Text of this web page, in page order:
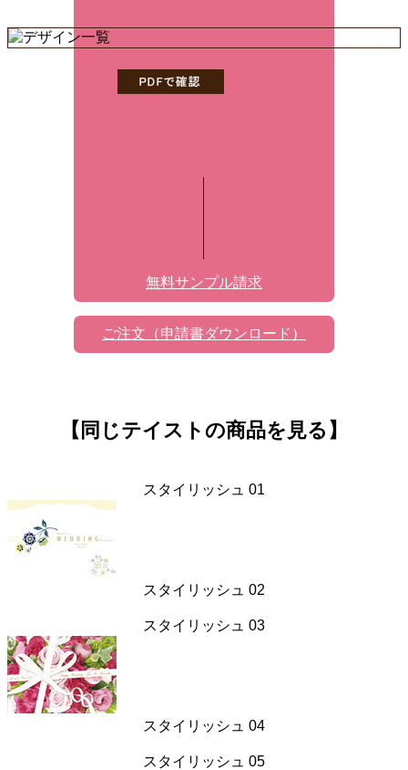
無料サンプル請求
ご注文（申請書ダウンロード）
【同じテイストの商品を見る】
スタイリッシュ 01
スタイリッシュ 02
スタイリッシュ 03
スタイリッシュ 04
スタイリッシュ 05